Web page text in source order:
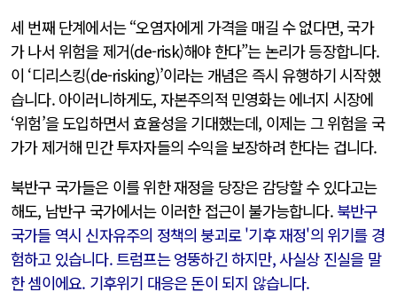
세 번째 단계에서는 “오염자에게 가격을 매길 수 없다면, 국가
가 나서 위험을 제거(de-risk)해야 한다”는 논리가 등장합니다.
이 ‘디리스킹(de-risking)’이라는 개념은 즉시 유행하기 시작했
습니다. 아이러니하게도, 자본주의적 민영화는 에너지 시장에
‘위험’을 도입하면서 효율성을 기대했는데, 이제는 그 위험을 국
가가 제거해 민간 투자자들의 수익을 보장하려 한다는 겁니다.
북반구 국가들은 이를 위한 재정을 당장은 감당할 수 있다고는
해도, 남반구 국가에서는 이러한 접근이 불가능합니다. 북반구
국가들 역시 신자유주의 정책의 붕괴로 '기후 재정'의 위기를 경
험하고 있습니다. 트럼프는 엉뚱하긴 하지만, 사실상 진실을 말
한 셈이에요. 기후위기 대응은 돈이 되지 않습니다.